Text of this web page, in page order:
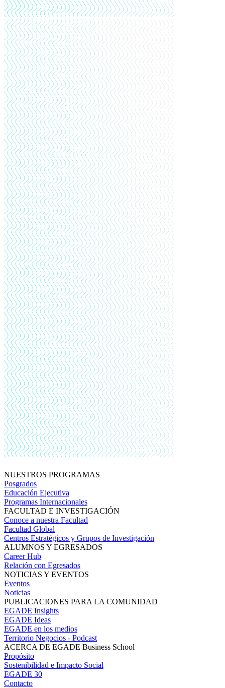
NUESTROS PROGRAMAS
Posgrados
Educación Ejecutiva
Programas Internacionales
FACULTAD E INVESTIGACIÓN
Conoce a nuestra Facultad
Facultad Global
Centros Estratégicos y Grupos de Investigación
ALUMNOS Y EGRESADOS
Career Hub
Relación con Egresados
NOTICIAS Y EVENTOS
Eventos
Noticias
PUBLICACIONES PARA LA COMUNIDAD
EGADE Insights
EGADE Ideas
EGADE en los medios
Territorio Negocios - Podcast
ACERCA DE EGADE Business School
Propósito
Sostenibilidad e Impacto Social
EGADE 30
Contacto